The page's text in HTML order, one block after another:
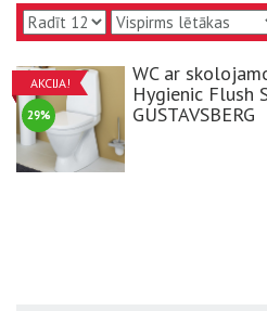
AKCIJA!
29%
WC ar
Hygienic Flush
GUSTAVSBERG